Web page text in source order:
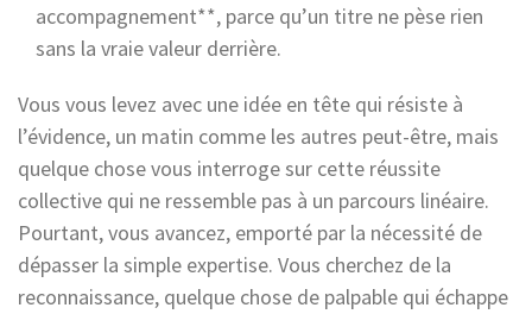
accompagnement**, parce qu’un titre ne pèse rien
sans la vraie valeur derrière.
Vous vous levez avec une idée en tête qui résiste à
l’évidence, un matin comme les autres peut-être, mais
quelque chose vous interroge sur cette réussite
collective qui ne ressemble pas à un parcours linéaire.
Pourtant, vous avancez, emporté par la nécessité de
dépasser la simple expertise. Vous cherchez de la
reconnaissance, quelque chose de palpable qui échappe